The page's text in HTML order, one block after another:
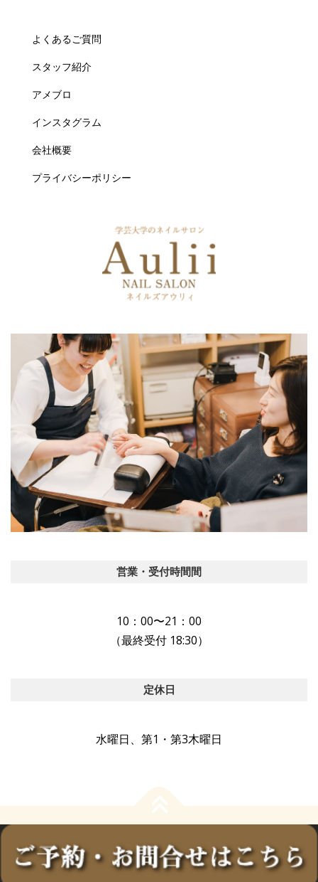
よくあるご質問
スタッフ紹介
アメブロ
インスタグラム
会社概要
プライバシーポリシー
営業・受付時間間
10：00〜21：00
（最終受付 18:30）
定休日
水曜日、第1・第3木曜日
ジェルネイルのネイルズアウリィ Al